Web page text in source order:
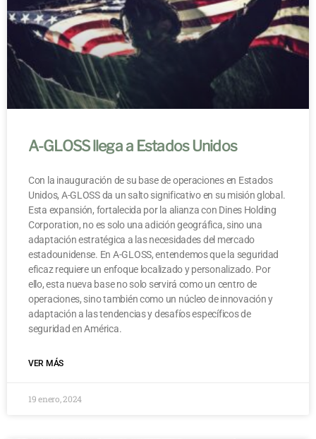
A-GLOSS llega a Estados Unidos
Con la inauguración de su base de operaciones en Estados
Unidos, A-GLOSS da un salto significativo en su misión global.
Esta expansión, fortalecida por la alianza con Dines Holding
Corporation, no es solo una adición geográfica, sino una
adaptación estratégica a las necesidades del mercado
estadounidense. En A-GLOSS, entendemos que la seguridad
eficaz requiere un enfoque localizado y personalizado. Por
ello, esta nueva base no solo servirá como un centro de
operaciones, sino también como un núcleo de innovación y
adaptación a las tendencias y desafíos específicos de
seguridad en América.
VER MÁS
19 enero, 2024